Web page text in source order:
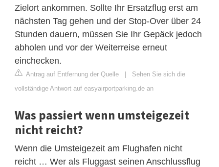
Zielort ankommen. Sollte Ihr Ersatzflug erst am
nächsten Tag gehen und der Stop-Over über 24
Stunden dauern, müssen Sie Ihr Gepäck jedoch
abholen und vor der Weiterreise erneut
einchecken.
Antrag auf Entfernung der Quelle | Sehen Sie sich die
vollständige Antwort auf easyairportparking.de an
Was passiert wenn umsteigezeit
nicht reicht?
Wenn die Umsteigezeit am Flughafen nicht
reicht … Wer als Fluggast seinen Anschlussflug